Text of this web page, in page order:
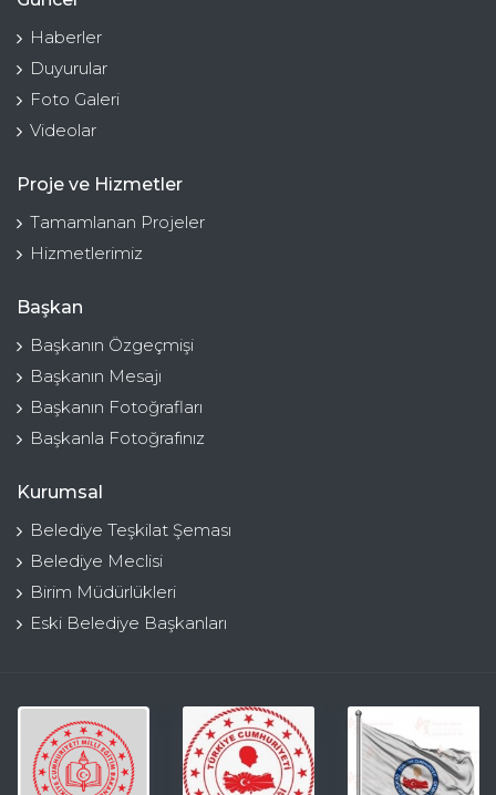
Haberler
Duyurular
Foto Galeri
Videolar
Proje ve Hizmetler
Tamamlanan Projeler
Hizmetlerimiz
Başkan
Başkanın Özgeçmişi
Başkanın Mesajı
Başkanın Fotoğrafları
Başkanla Fotoğrafınız
Kurumsal
Belediye Teşkilat Şeması
Belediye Meclisi
Birim Müdürlükleri
Eski Belediye Başkanları